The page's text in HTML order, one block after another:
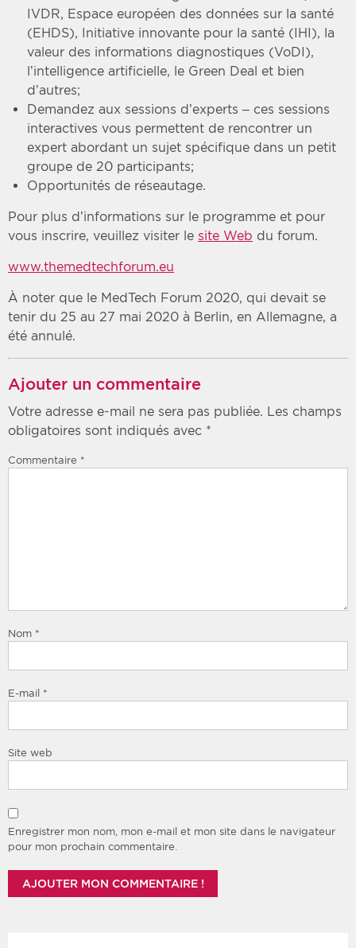
IVDR, Espace européen des données sur la santé
(EHDS), Initiative innovante pour la santé (IHI), la
valeur des informations diagnostiques (VoDI),
l’intelligence artificielle, le Green Deal et bien
d’autres;
Demandez aux sessions d’experts – ces sessions
interactives vous permettent de rencontrer un
expert abordant un sujet spécifique dans un petit
groupe de 20 participants;
Opportunités de réseautage.
Pour plus d’informations sur le programme et pour
vous inscrire, veuillez visiter le site Web du forum.
www.themedtechforum.eu
À noter que le MedTech Forum 2020, qui devait se
tenir du 25 au 27 mai 2020 à Berlin, en Allemagne, a
été annulé.
Ajouter un commentaire
Votre adresse e-mail ne sera pas publiée. Les champs
obligatoires sont indiqués avec *
Commentaire *
Nom *
E-mail *
Site web
Enregistrer mon nom, mon e-mail et mon site dans le navigateur
pour mon prochain commentaire.